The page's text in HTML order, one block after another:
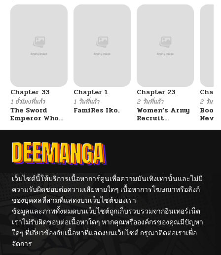
ตอนที่ 24 10/08/2025
ตอนที่ 23
ตอนที่ 22
ตอนที่ 21 09/08/2025
ตอนที่ 20 08/29/2025
ตอนที่ 19 08/27/2025
Chapter 33
1 ชั่วโมงที่แล้ว
The Sword
Emperor Who
จักรพรรดิเทพดาบ
ผงาดเหนือชาติภพ
Chapter 1
1 วันที่แล้ว
FamiRes Iko.
Chapter 23
2 วันที่แล้ว
Women’s Army
Recruit
2 วันที่แ
เว็บไซต์นี้ให้บริการเนื้อหาการ์ตูนเพื่อความบันเทิงเท่านั้นและไม่มี
ความรับผิดชอบต่อความเสียหายใดๆ เนื้อหาการโฆษณาหรือลิงก์
ของบุคคลที่สามที่แสดงบนเว็บไซต์ของเรา
ข้อมูลและภาพทั้งหมดบนเว็บไซต์ถูกเก็บรวบรวมจากอินเทอร์เน็ต
เราไม่รับผิดชอบต่อเนื้อหาใดๆ หากคุณหรือองค์กรของคุณมีปัญหา
ใดๆ ที่เกี่ยวข้องกับเนื้อหาที่แสดงบนเว็บไซต์ กรุณาติดต่อเราเพื่อ
จัดการ